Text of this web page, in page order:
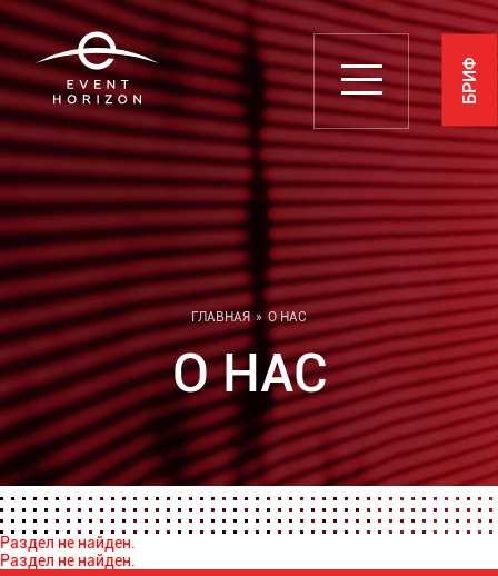
БРИФ
ГЛАВНАЯ О НАС
О НАС
Раздел не найден.
Раздел не найден.